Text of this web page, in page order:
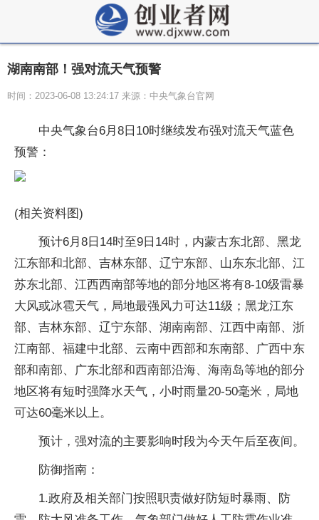
湖南南部！强对流天气预警
时间：2023-06-08 13:24:17 来源：中央气象台官网
中央气象台6月8日10时继续发布强对流天气蓝色
预警：
(相关资料图)
预计6月8日14时至9日14时，内蒙古东北部、黑龙
江东部和北部、吉林东部、辽宁东部、山东东北部、江
苏东北部、江西西南部等地的部分地区将有8-10级雷暴
大风或冰雹天气，局地最强风力可达11级；黑龙江东
部、吉林东部、辽宁东部、湖南南部、江西中南部、浙
江南部、福建中北部、云南中西部和东南部、广西中东
部和南部、广东北部和西南部沿海、海南岛等地的部分
地区将有短时强降水天气，小时雨量20-50毫米，局地
可达60毫米以上。
预计，强对流的主要影响时段为今天午后至夜间。
防御指南：
1.政府及相关部门按照职责做好防短时暴雨、防